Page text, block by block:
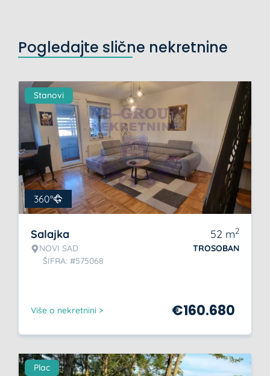
Pogledajte slične nekretnine
Stanovi
360°
Salajka
NOVI SAD
ŠIFRA: #575068
52 m2
TROSOBAN
Više o nekretnini > €160.680
Plac